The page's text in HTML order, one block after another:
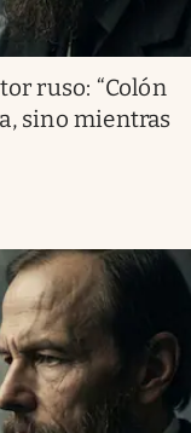
ruso: “Colón
sino mientras